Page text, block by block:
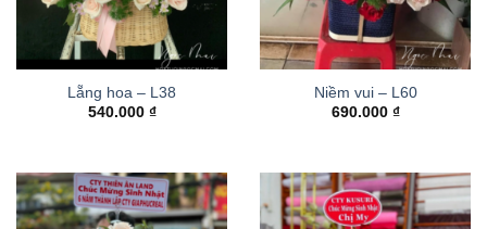
Lẵng hoa – L38
540.000 ₫
Niềm vui – L60
690.000 ₫